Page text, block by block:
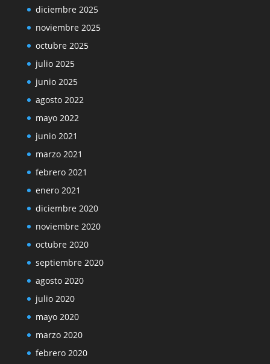
diciembre 2025
noviembre 2025
octubre 2025
julio 2025
junio 2025
agosto 2022
mayo 2022
junio 2021
marzo 2021
febrero 2021
enero 2021
diciembre 2020
noviembre 2020
octubre 2020
septiembre 2020
agosto 2020
julio 2020
mayo 2020
marzo 2020
febrero 2020